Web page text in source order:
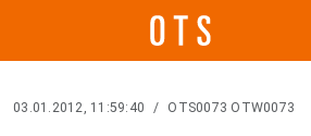
03.01.2012, 11:59:40 / OTS0073 OTW0073